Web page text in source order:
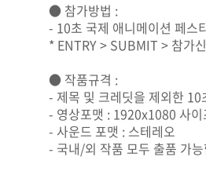
● 참가방법 :
- 10초 국제 애니메이션 페스
* ENTRY > SUBMIT > 참가
● 작품규격 :
- 제목 및 크레딧을 제외한
- 영상포맷 : 1920x1080 사
- 사운드 포맷 : 스테레오
- 국내/외 작품 모두 출품 가